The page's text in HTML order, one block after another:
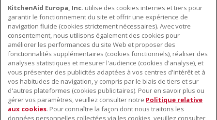
À PROPOS DE KITCHENAID
À propos de KitchenAid
Histoire de la marque
Communiqués de presse
ODR
NOS PRODUITS
Petits électroménagers
Matériel de cuisine
SERVICE CLIENT
KitchenAid Europa, Inc. utilise des cookies internes et tiers pour
garantir le fonctionnement du site et offrir une expérience de
navigation fluide (cookies strictement nécessaires). Avec votre
consentement, nous utilisons également des cookies pour
améliorer les performances du site Web et proposer des
fonctionnalités supplémentaires (cookies fonctionnels), réaliser des
analyses statistiques et mesurer l'audience (cookies d'analyse), et
vous présenter des publicités adaptées à vos centres d'intérêt et à
vos habitudes de navigation, y compris par le biais de tiers et sur
d'autres plateformes (cookies publicitaires). Pour en savoir plus ou
gérer vos paramètres, veuillez consulter notre Politique relative
aux cookies. Pour connaître la façon dont nous traitons les